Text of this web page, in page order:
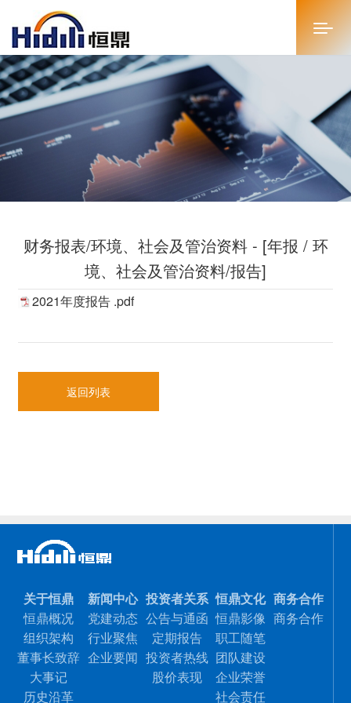
首页
关于恒鼎
新闻中心
恒鼎文化
商务合作
财务报表/环境、社会及管治资料 - [年报 / 环
境、社会及管治资料/报告]
2021年度报告 .pdf
返回列表
关于恒鼎
恒鼎概况
组织架构
董事长致辞
大事记
历史沿革
新闻中心
党建动态
行业聚焦
企业要闻
投资者关系
公告与通函
定期报告
投资者热线
股价表现
恒鼎文化
恒鼎影像
职工随笔
团队建设
企业荣誉
社会责任
商务合作
商务合作